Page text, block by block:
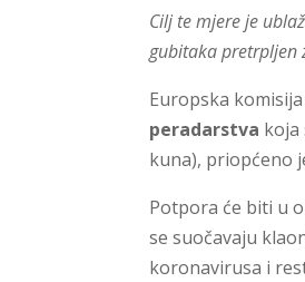
Cilj te mjere je
gubitaka pretrpljen
Europska
peradarstva koja
kuna), priopćeno
Potpora će biti u
se suočavaju
koronavirusa i